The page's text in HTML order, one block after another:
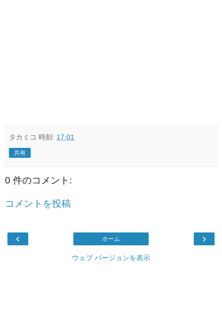
タカミコ 時刻: 17:01
共有
0 件のコメント:
コメントを投稿
‹ ›
ホーム
ウェブ バージョンを表示